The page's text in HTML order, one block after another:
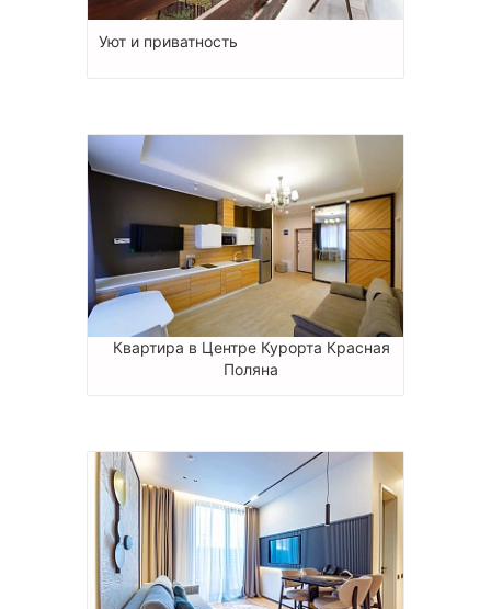
Уют и приватность
Квартира в Центре Курорта Красная
Поляна